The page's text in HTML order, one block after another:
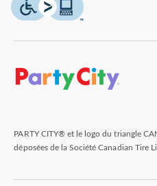
PARTY CITY® et le logo du triangle
déposées de la Société Canadian Tire